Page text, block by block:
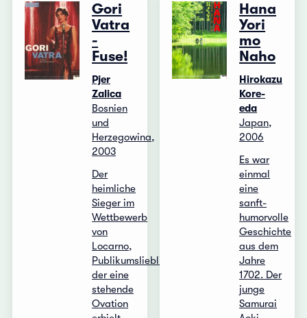
Gori
Vatra
-
Fuse!
Pjer
Zalica
Bosnien
und
Herzegowina,
2003
Der
heimliche
Sieger im
Wettbewerb
von
Locarno,
Publikumsliebling,
der eine
stehende
Ovation
Hana
Yori
mo
Naho
Hirokazu
Kore-
eda
Japan,
2006
Es war
einmal
eine
sanft-
humorvolle
Geschichte
aus dem
Jahre
1702. Der
junge
Samurai